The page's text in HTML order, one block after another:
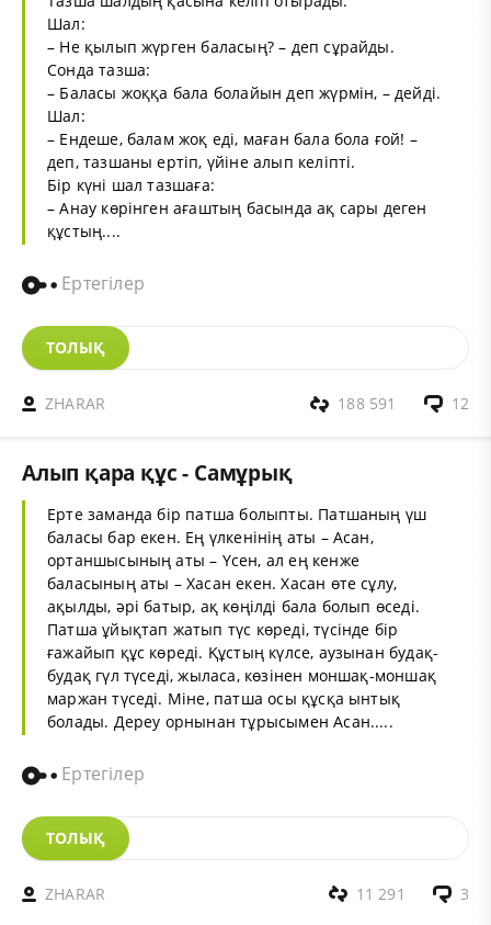
Шал:
– Не қылып жүрген баласың? – деп сұрайды.
Сонда тазша:
– Баласы жоққа бала болайын деп жүрмін, – дейді.
Шал:
– Ендеше, балам жоқ еді, маған бала бола ғой! –
деп, тазшаны ертіп, үйіне алып келіпті.
Бір күні шал тазшаға:
– Анау көрінген ағаштың басында ақ сары деген
құстың....
Ертегілер
ТОЛЫҚ
ZHARAR 12
188 591
Алып қара құс - Самұрық
Ерте заманда бір патша болыпты. Патшаның үш
баласы бар екен. Ең үлкенінің аты – Асан,
ортаншысының аты – Үсен, ал ең кенже
баласының аты – Хасан екен. Хасан өте сұлу,
ақылды, әрі батыр, ақ көңілді бала болып өседі.
Патша ұйықтап жатып түс көреді, түсінде бір
ғажайып құс көреді. Құстың күлсе, аузынан будақ-
будақ гүл түседі, жыласа, көзінен моншақ-моншақ
маржан түседі. Міне, патша осы құсқа ынтық
болады. Дереу орнынан тұрысымен Асан.....
Ертегілер
ТОЛЫҚ
ZHARAR 3
11 291